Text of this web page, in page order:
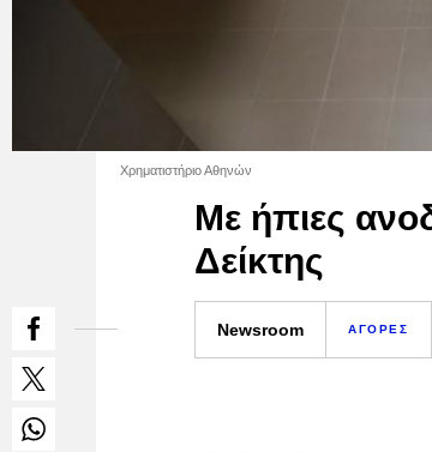
Χρηματιστήριο Αθηνών
Με ήπιες
Δείκτης
Newsroom ΑΓΟΡΕΣ